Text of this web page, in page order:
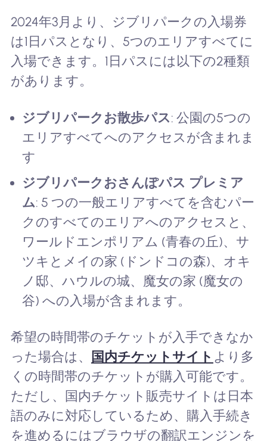
2024年3月より、ジブリパークの入場券
は1日パスとなり、5つのエリアすべてに
入場できます。1日パスには以下の2種類
があります。
ジブリパークお散歩パス: 公園の5つの
エリアすべてへのアクセスが含まれま
す
ジブリパークおさんぽパス プレミア
ム: 5 つの一般エリアすべてを含むパー
クのすべてのエリアへのアクセスと、
ワールドエンポリアム (青春の丘)、サ
ツキとメイの家 (ドンドコの森)、オキ
ノ邸、ハウルの城、魔女の家 (魔女の
谷) への入場が含まれます。
希望の時間帯のチケットが入手できなか
った場合は、
国内チケットサイト より多
くの時間帯のチケットが購入可能です。
ただし、国内チケット販売サイトは日本
語のみに対応しているため、購入手続き
を進めるにはブラウザの翻訳エンジンを